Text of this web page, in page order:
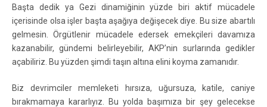
Başta dedik ya Gezi dinamiğinin yüzde biri aktif mücadele
içerisinde olsa işler başta aşağıya değişecek diye. Bu size abartılı
gelmesin. Örgütlenir mücadele edersek emekçileri davamıza
kazanabilir, gündemi belirleyebilir, AKP’nin surlarında gedikler
açabiliriz. Bu yüzden şimdi taşın altına elini koyma zamanıdır.
Biz devrimciler memleketi hırsıza, uğursuza, katile, caniye
bırakmamaya kararlıyız. Bu yolda başımıza bir şey gelecekse